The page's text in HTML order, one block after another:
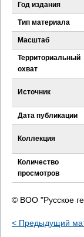
д
е
с
Год издания
Тип материала
Масштаб
Территориальный
охват
Источник
Дата публикации
Коллекция
Количество
просмотров
© ВОО "Русское
< Предыдущий